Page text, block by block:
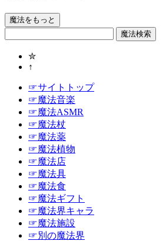
魔法をもっと
魔法検索
✮
↑
☞サイトトップ
☞魔法音楽
☞魔法ASMR
☞魔法杖
☞魔法薬
☞魔法植物
☞魔法店
☞魔法具
☞魔法食
☞魔法ギフト
☞魔法界キャラ
☞魔法施設
☞別の魔法界